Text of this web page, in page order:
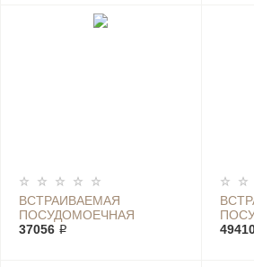
ВСТРАИВАЕМАЯ
ПОСУДОМОЕЧНАЯ
МАШИНА ELECTROLUX
37056 ₽